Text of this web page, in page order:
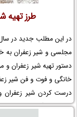
طرز تهیه
مجلسی و شیر زعفران به
دستور تهیه شیر زعفران و
خانگی و فوت و فن شیر
درست کردن شیر زعفران
زعفران خانگی و تزیین